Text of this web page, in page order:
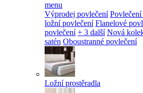
menu
Výprodej povlečení
ložní povlečení Flanelové
povlečení + 3 další Nová
satén Oboustranné povlečení
Ložní prostěradla